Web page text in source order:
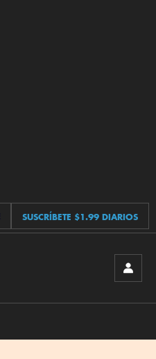
SUSCRÍBETE $1.99 DIARIOS